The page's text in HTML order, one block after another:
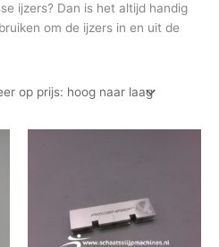
ijzers? Dan is het altijd handig
om de ijzers in en uit de